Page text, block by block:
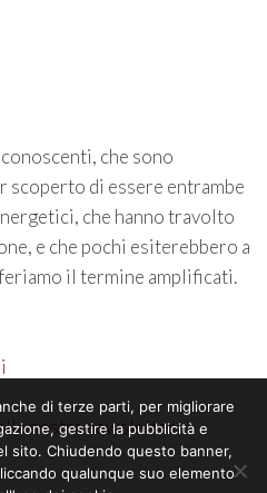
che sono
scoperto di essere entrambe
che hanno travolto
e che pochi esiterebbero a
il termine amplificati.
nostra newsletter
di terze parti, per migliorare
gestire la pubblicità e
sito. Chiudendo questo banner,
qualunque suo elemento